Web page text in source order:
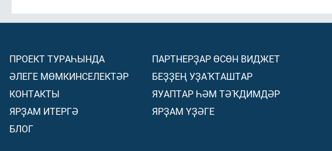
ПРОЕКТ ТУРАҺЫНДА
ӘЛЕГЕ МӨМКИНСЕЛЕКТӘР
КОНТАКТЫ
ЯРҘАМ ИТЕРГӘ
БЛОГ
ПАРТНЕРҘАР ӨСӨН ВИДЖЕТ
БЕҘҘЕҢ УҘАҠТАШТАР
ЯУАПТАР ҺӘМ ТӘҠДИМДӘР
ЯРҘАМ ҮҘӘГЕ